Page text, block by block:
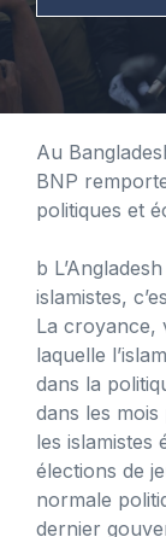
Au
BNP
politiques et
b
islamistes,
La croyance,
laquelle
dans la
dans les
les islamistes
élections de
normale
dernier